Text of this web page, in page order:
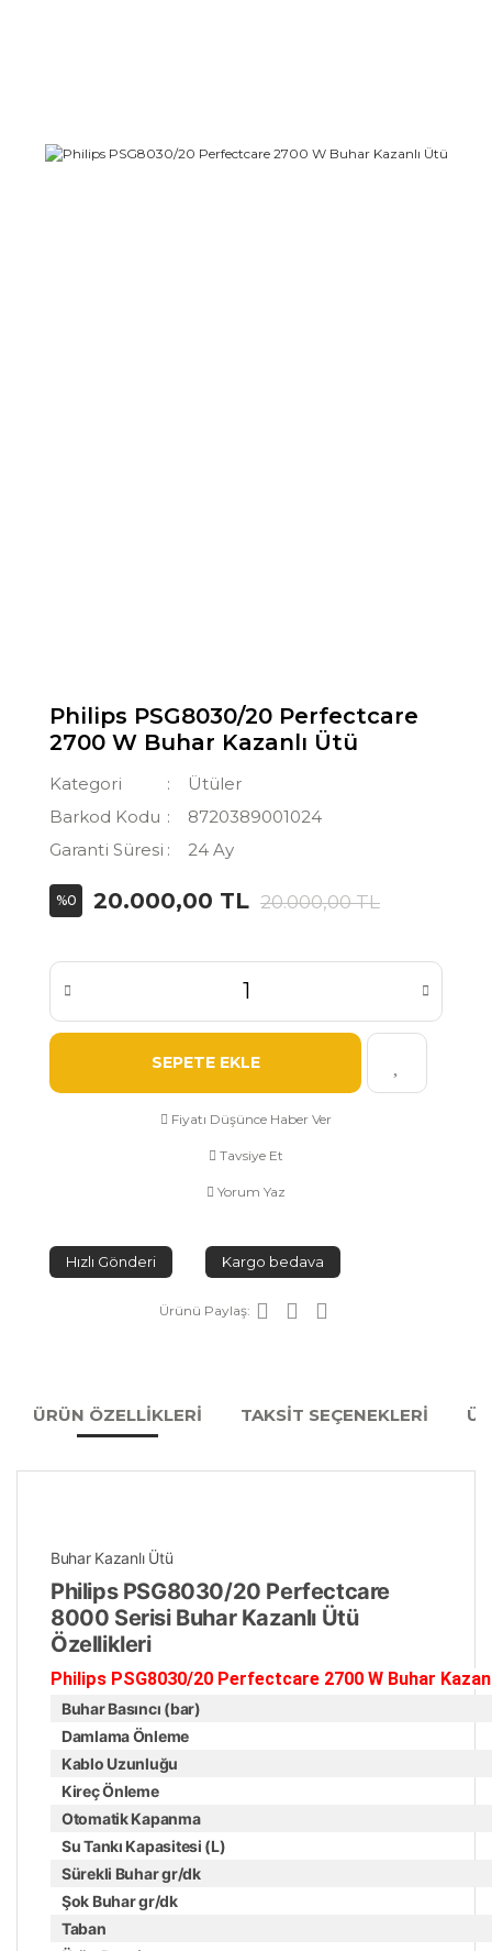
Philips PSG8030/20 Perfectcare
2700 W Buhar Kazanlı Ütü
Kategori
Ütüler
Barkod Kodu
8720389001024
Garanti Süresi
24 Ay
%0 20.000,00 TL 20.000,00 TL
SEPETE EKLE
Fiyatı Düşünce Haber Ver
Tavsiye Et
Yorum Yaz
Hızlı Gönderi Kargo bedava
Ürünü Paylaş:
ÜRÜN ÖZELLİKLERİ TAKSİT SEÇENEKLERİ
Buhar Kazanlı Ütü
Philips PSG8030/20 Perfectcare
8000 Serisi Buhar Kazanlı Ütü
Özellikleri
Philips PSG8030/20 Perfectcare 2700 W Buhar
Buhar Basıncı (bar)
Damlama Önleme
Kablo Uzunluğu
Kireç Önleme
Otomatik Kapanma
Su Tankı Kapasitesi (L)
Sürekli Buhar gr/dk
Şok Buhar gr/dk
Taban